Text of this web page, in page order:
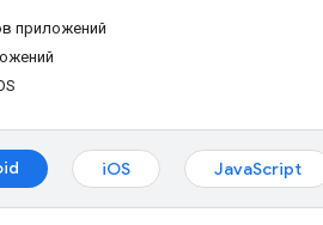
приложений
iOS JavaScript